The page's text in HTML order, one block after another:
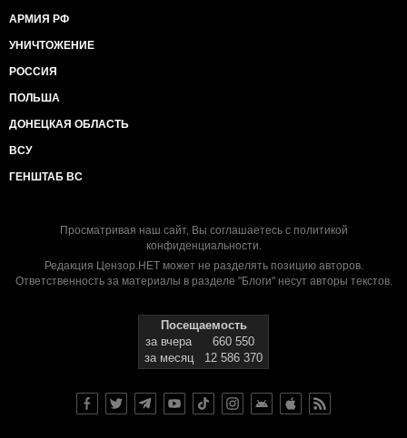
АРМИЯ РФ
УНИЧТОЖЕНИЕ
РОССИЯ
ПОЛЬША
ДОНЕЦКАЯ ОБЛАСТЬ
ВСУ
ГЕНШТАБ ВС
Просматривая наш сайт, Вы соглашаетесь с политикой
конфиденциальности.
Редакция Цензор.НЕТ может не разделять позицию авторов.
Ответственность за материалы в разделе "Блоги" несут авторы текстов.
Посещаемость
за вчера
660 550
за месяц
12 586 370